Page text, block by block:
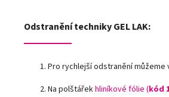
Odstranění techniky GEL LAK:
Pro rychlejší odstranění
Na polštářekhliníkové fólie (kód